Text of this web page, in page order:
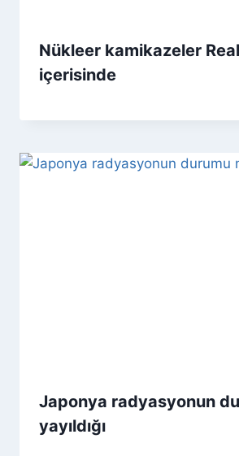
Nükleer kamikazeler
içerisinde
Japonya radyasyonun
yayıldığı